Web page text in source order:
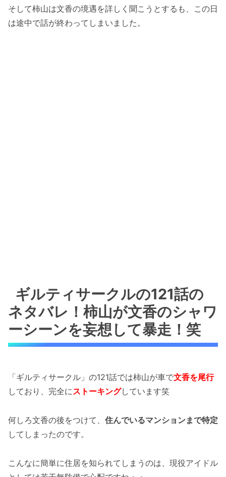
そして柿山は文香の境遇を詳しく聞こうとするも、この日
は途中で話が終わってしまいました。
ギルティサークルの121話の
ネタバレ！柿山が文香のシャワ
ーシーンを妄想して暴走！笑
「ギルティサークル」の121話では柿山が車で文香を尾行
しており、完全にストーキングしています笑
何しろ文香の後をつけて、 住んでいるマンションまで特定
してしまったのです。
こんなに簡単に住居を知られてしまうのは、現役アイドル